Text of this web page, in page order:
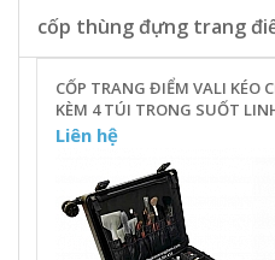
cốp thùng đựng trang
CỐP TRANG ĐIỂM VALI KÉO
KÈM 4 TÚI TRONG SUỐT
Liên hệ